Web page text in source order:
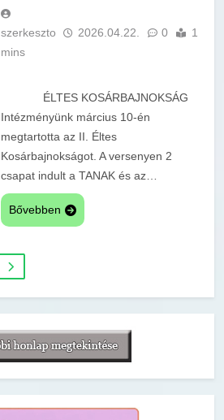
szerkeszto 2026.04.22. 0
1
mins
ÉLTES KOSÁRBAJNOKSÁG
Intézményünk március 10-én
megtartotta az II. Éltes
Kosárbajnokságot. A versenyen 2
csapat indult a TANAK és az…
Bővebben